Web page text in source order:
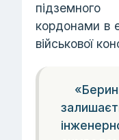
кордонами в
військової